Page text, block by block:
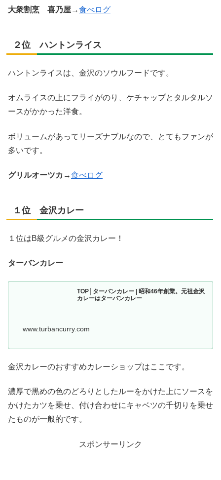
大衆割烹 喜乃屋→食べログ
２位 ハントンライス
ハントンライスは、金沢のソウルフードです。
オムライスの上にフライがのり、ケチャップとタルタルソ
ースがかかった洋食。
ボリュームがあってリーズナブルなので、とてもファンが
多いです。
グリルオーツカ →食べログ
１位 金沢カレー
１位はB級グルメの金沢カレー！
ターバンカレー
TOP│ターバンカレー | 昭和46年創業。元祖金沢
カレーはターバンカレー
www.turbancurry.com
金沢カレーのおすすめカレーショップはここです。
濃厚で黒めの色のどろりとしたルーをかけた上にソースを
かけたカツを乗せ、付け合わせにキャベツの千切りを乗せ
たものが一般的です。
スポンサーリンク